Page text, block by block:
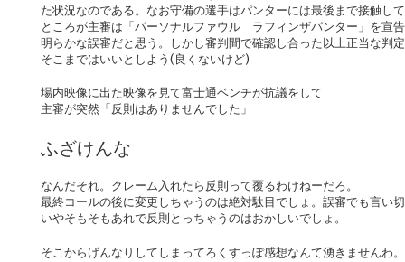
た状況なのである。なお守備の選手はパンターには最後まで接触し
ところが主審は「パーソナルファウル ラフィンザパンター」を宣
明らかな誤審だと思う。しかし審判間で確認し合った以上正当な判
そこまではいいとしよう(良くないけど)
場内映像に出た映像を見て富士通ベンチが抗議をして
主審が突然「反則はありませんでした」
ふざけんな
なんだそれ。クレーム入れたら反則って覆るわけねーだろ。
最終コールの後に変更しちゃうのは絶対駄目でしょ。誤審でも言い
いやそもそもあれで反則とっちゃうのはおかしいでしょ。
そこからげんなりしてしまってろくすっぽ感想なんて湧きませんわ。